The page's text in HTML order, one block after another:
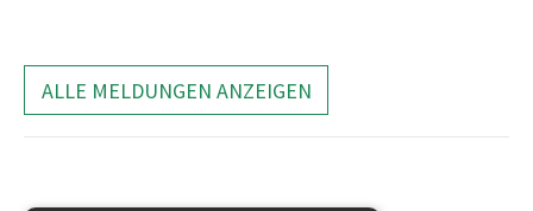
ALLE MELDUNGEN ANZEIGEN